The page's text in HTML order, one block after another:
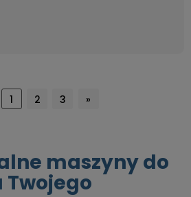
1 2 3 »
maszyny do
Twojego